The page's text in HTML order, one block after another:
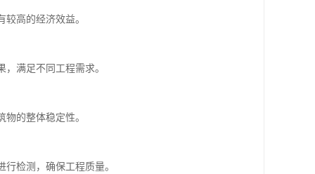
高的经济效益。
满足不同工程需求。
的整体稳定性。
检测，确保工程质量。